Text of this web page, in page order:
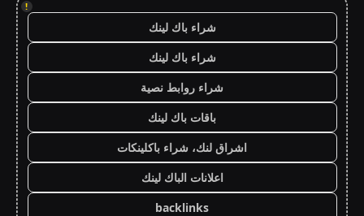
!
شراء باك لينك
شراء باك لينك
شراء روابط نصية
باقات باك لينك
اشراق لنك، شراء باكلينكات
اعلانات الباك لينك
backlinks